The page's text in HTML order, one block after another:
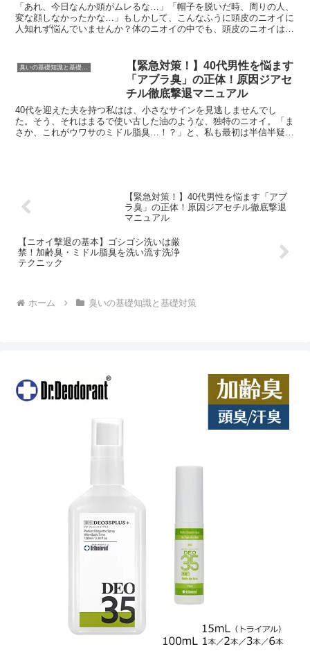
「あれ、今日なんか頭がムレるな…」「帽子を脱いだ時、周りの人、
変な顔しなかったかな…」もしかして、こんなふうに頭皮のニオイに
人知れず悩んでいませんか？体のニオイの中でも、頭皮のニオイは自
【緊急対策！】40代男性を悩ます
「アブラ臭」の正体！原因ジアセ
チル徹底撃退マニュアル
40代を迎えた夫を持つ私はは、小さなサインを見逃しませんでし
た。そう、それはまるで使い古した油のような、独特のニオイ。「ま
さか、これがウワサのミドル脂臭…！？」と、私も最初は半信半疑だ
【緊急対策！】40代男性を悩ます「アブ
ラ臭」の正体！原因ジアセチル徹底撃退
マニュアル
【ニオイ撃退の基本】ゴシゴシ洗いは厳
禁！加齢臭・ミドル脂臭を洗い流す洗浄
テクニック
ホーム 臭いの基礎知識と基礎対策